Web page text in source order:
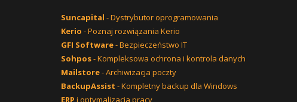
Suncapital - Dystrybutor oprogramowania
Kerio - Poznaj rozwiązania Kerio
GFI Software- Bezpieczeństwo IT
Sohpos- Kompleksowa ochrona i kontrola danych
Mailstore- Archiwizacja poczty
BackupAssist - Kompletny backup dla Windows
ERP i optymalizacja pracy